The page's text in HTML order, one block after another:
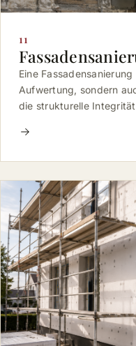
11
Eine
Aufwertung, sondern
die strukturelle